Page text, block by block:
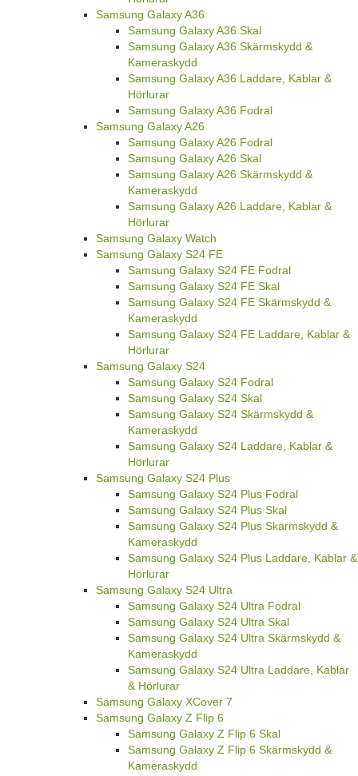
Samsung Galaxy A36
Samsung Galaxy A36 Skal
Samsung Galaxy A36 Skärmskydd &
Kameraskydd
Samsung Galaxy A36 Laddare, Kablar &
Hörlurar
Samsung Galaxy A36 Fodral
Samsung Galaxy A26
Samsung Galaxy A26 Fodral
Samsung Galaxy A26 Skal
Samsung Galaxy A26 Skärmskydd &
Kameraskydd
Samsung Galaxy A26 Laddare, Kablar &
Hörlurar
Samsung Galaxy Watch
Samsung Galaxy S24 FE
Samsung Galaxy S24 FE Fodral
Samsung Galaxy S24 FE Skal
Samsung Galaxy S24 FE Skärmskydd &
Kameraskydd
Samsung Galaxy S24 FE Laddare, Kablar &
Hörlurar
Samsung Galaxy S24
Samsung Galaxy S24 Fodral
Samsung Galaxy S24 Skal
Samsung Galaxy S24 Skärmskydd &
Kameraskydd
Samsung Galaxy S24 Laddare, Kablar &
Hörlurar
Samsung Galaxy S24 Plus
Samsung Galaxy S24 Plus Fodral
Samsung Galaxy S24 Plus Skal
Samsung Galaxy S24 Plus Skärmskydd &
Kameraskydd
Samsung Galaxy S24 Plus Laddare, Kablar &
Hörlurar
Samsung Galaxy S24 Ultra
Samsung Galaxy S24 Ultra Fodral
Samsung Galaxy S24 Ultra Skal
Samsung Galaxy S24 Ultra Skärmskydd &
Kameraskydd
Samsung Galaxy S24 Ultra Laddare, Kablar
& Hörlurar
Samsung Galaxy XCover 7
Samsung Galaxy Z Flip 6
Samsung Galaxy Z Flip 6 Skal
Samsung Galaxy Z Flip 6 Skärmskydd &
Kameraskydd